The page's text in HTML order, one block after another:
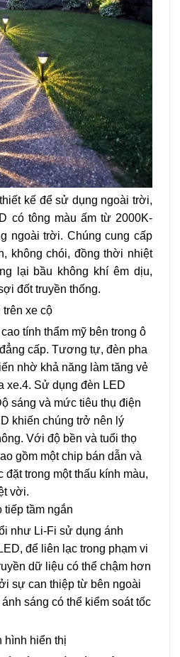
kế để sử dụng ngoài trời,
có tông màu ấm từ 2000K-
ngoài trời. Chúng cung cấp
không chói, đồng thời nhiệt
lại bầu không khí êm dịu,
đốt truyền thống.
xe cộ
tính thẩm mỹ bên trong ô
cấp. Tương tự, đèn pha
nhờ khả năng làm tăng vẻ
xe.4. Sử dụng đèn LED
sáng và mức tiêu thụ điện
khiến chúng trở nên lý
Với độ bền và tuổi thọ
gồm một chip bán dẫn và
đặt trong một thấu kính màu,
vời.
tiếp tầm ngắn
như Li-Fi sử dụng ánh
để liên lạc trong phạm vi
dữ liệu có thể chậm hơn
sự can thiệp từ bên ngoài
sáng có thể kiểm soát tốc
hình hiển thị